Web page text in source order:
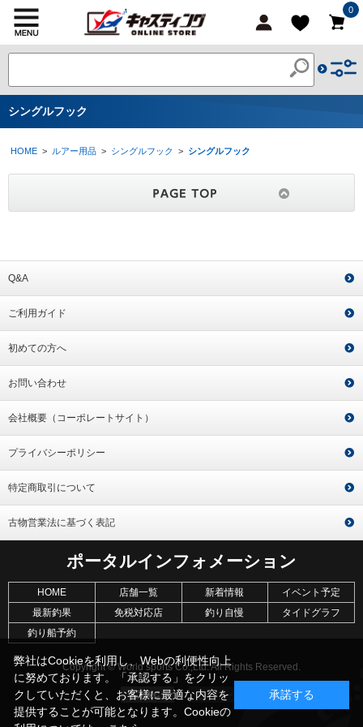
0
シングルフック
HOME > ルアー用品 > シングルフック > シングルフック
Q&A
ご利用ガイド
初めての方へ
お問い合わせ
会社概要（コーポレートサイト）
プライバシーポリシー
特定商取引について
古物営業法に基づく表記
ポータルインフォメーション
HOME 店舗一覧 新着情報
イベント予定
最新釣果
免税対応店 釣り自慢
タイドグラフ
釣り船予約
Copyright © World sports Co.,Ltd. All Rights Reserved.
弊社はCookieを利用し、Webの利便性向上
に努めております。「承認する」をクリッ
クしていただくと、お客様に最適な内容を
提供することが可能となります。Cookieの
承諾する